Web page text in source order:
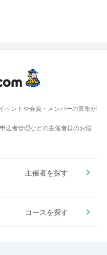
ベントや会員・メンバーの募集が
込者管理などの主催者様のお悩
主催者を探す
コースを探す